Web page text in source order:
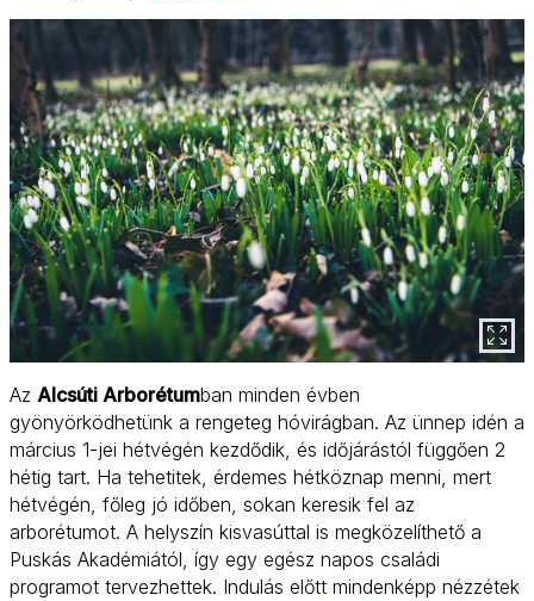
Az Alcsúti Arborétumban minden évben
gyönyörködhetünk a rengeteg hóvirágban. Az ünnep idén a
március 1-jei hétvégén kezdődik, és időjárástól függően 2
hétig tart. Ha tehetitek, érdemes hétköznap menni, mert
hétvégén, főleg jó időben, sokan keresik fel az
arborétumot. A helyszín kisvasúttal is megközelíthető a
Puskás Akadémiától, így egy egész napos családi
programot tervezhettek. Indulás előtt mindenképp nézzétek